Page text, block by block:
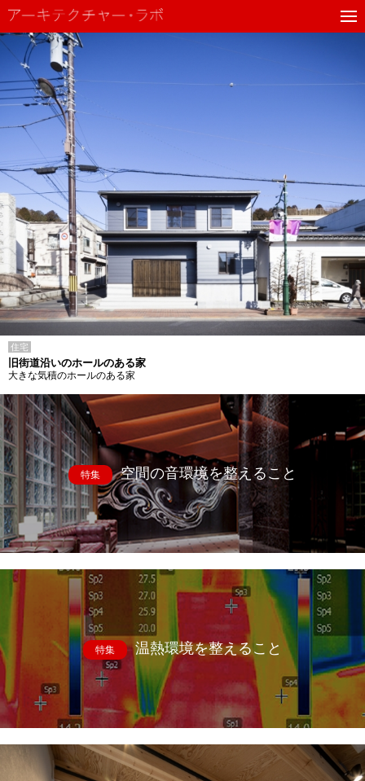
住宅
旧街道沿いのホールのある家
大きな気積のホールのある家
特集 空間の音環境を整えること
特集 温熱環境を整えること